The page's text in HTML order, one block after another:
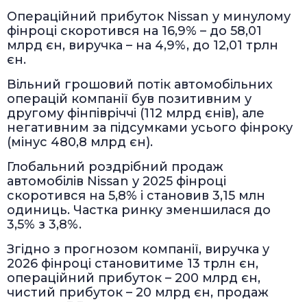
Операційний прибуток Nissan у минулому
фінроці скоротився на 16,9% – до 58,01
млрд єн, виручка – на 4,9%, до 12,01 трлн
єн.
Вільний грошовий потік автомобільних
операцій компанії був позитивним у
другому фінпівріччі (112 млрд єнів), але
негативним за підсумками усього фінроку
(мінус 480,8 млрд єн).
Глобальний роздрібний продаж
автомобілів Nissan у 2025 фінроці
скоротився на 5,8% і становив 3,15 млн
одиниць. Частка ринку зменшилася до
3,5% з 3,8%.
Згідно з прогнозом компанії, виручка у
2026 фінроці становитиме 13 трлн єн,
операційний прибуток – 200 млрд єн,
чистий прибуток – 20 млрд єн, продаж